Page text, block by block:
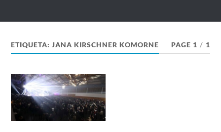
ETIQUETA:JANA KIRSCHNER KOMORNE PAGE 1 / 1